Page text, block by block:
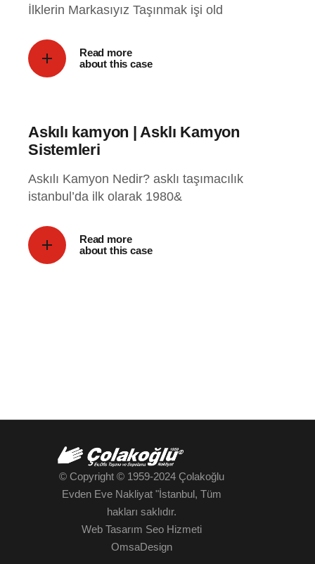
İlklerin Markasıyız Taşınmak işi old
Read more
about this case
Askılı kamyon | Asklı Kamyon
Sistemleri
Askılı Kamyon Nedir? asklı taşımacılık
istanbul’da ilk olarak 1980&
Read more
about this case
© Copyright © 1959-2024 Çolakoğlu
Evden Eve Nakliyat "İstanbul, Tüm
hakları saklıdır.
Web Tasarım Seo Hizmeti
OmsaDesign